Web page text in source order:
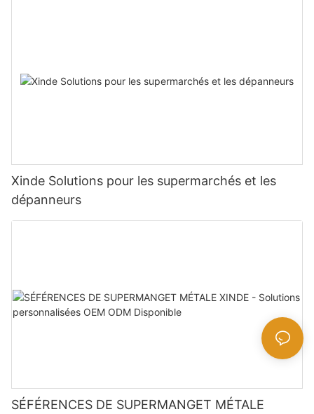
Xinde Solutions pour les supermarchés et les
dépanneurs
SÉFÉRENCES DE SUPERMANGET MÉTALE